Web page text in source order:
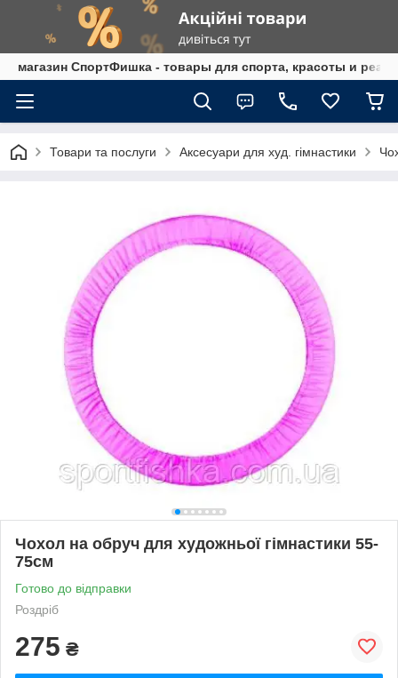
магазин СпортФишка - товары для спорта, красоты и
Товари та послуги Аксесуари для худ. гімнастики
Чохол на обруч для художньої гімнастики 55-
75см
Готово до відправки
Роздріб
275 ₴